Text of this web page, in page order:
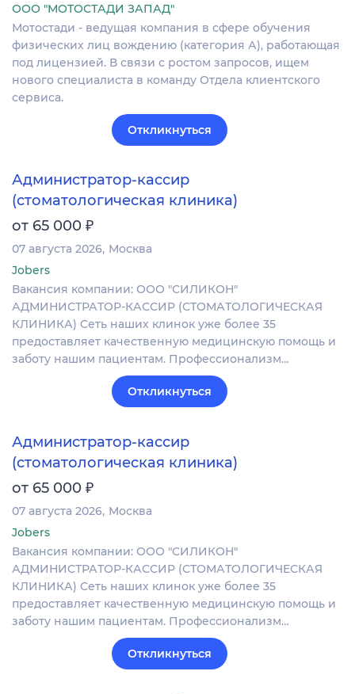
ООО "МОТОСТАДИ ЗАПАД"
Мотостади - ведущая компания в сфере обучения
физических лиц вождению (категория А), работающая
под лицензией. В связи с ростом запросов, ищем
нового специалиста в команду Отдела клиентского
сервиса.
Откликнуться
Администратор-кассир
(стоматологическая клиника)
от 65 000 ₽
07 августа 2026 Москва
Jobers
Вакансия компании: ООО "СИЛИКОН"
АДМИНИСТРАТОР-КАССИР (СТОМАТОЛОГИЧЕСКАЯ
КЛИНИКА) Сеть наших клинок уже более 35
предоставляет качественную медицинскую помощь и
заботу нашим пациентам. Профессионализм…
Откликнуться
Администратор-кассир
(стоматологическая клиника)
от 65 000 ₽
07 августа 2026 Москва
Jobers
Вакансия компании: ООО "СИЛИКОН"
АДМИНИСТРАТОР-КАССИР (СТОМАТОЛОГИЧЕСКАЯ
КЛИНИКА) Сеть наших клинок уже более 35
предоставляет качественную медицинскую помощь и
заботу нашим пациентам. Профессионализм…
Откликнуться